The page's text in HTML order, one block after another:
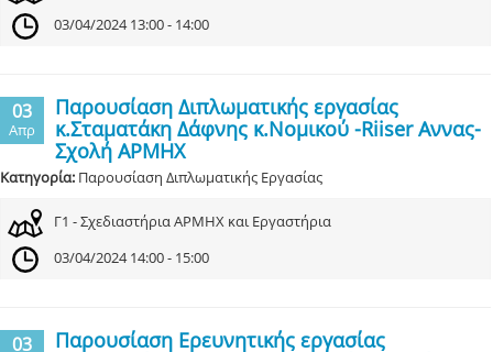
03/04/2024 13:00 - 14:00
03
Απρ
Παρουσίαση Διπλωματικής εργασίας
κ.Σταματάκη Δάφνης κ.Νομικού -Riiser Αννας-
Σχολή ΑΡΜΗΧ
Κατηγορία: Παρουσίαση Διπλωματικής Εργασίας
Γ1 - Σχεδιαστήρια ΑΡΜΗΧ και Εργαστήρια
03/04/2024 14:00 - 15:00
03
Παρουσίαση Ερευνητικής εργασίας